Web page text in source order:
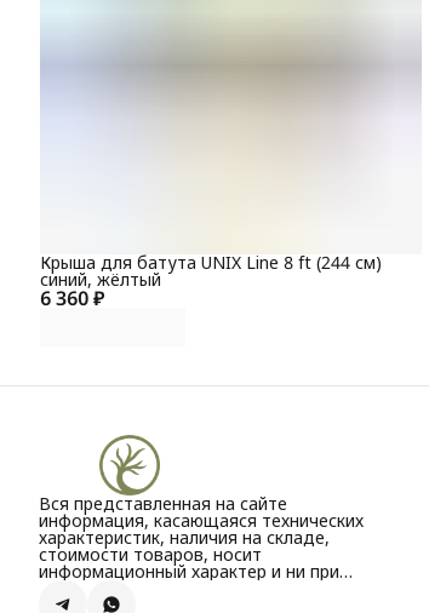
6 360 ₽
Крыша для батута UNIX Line 8 ft (244 см)
синий, жёлтый
Вся представленная на сайте
информация, касающаяся технических
характеристик, наличия на складе,
стоимости товаров, носит
информационный характер и ни при
офертой, определяемой положениями